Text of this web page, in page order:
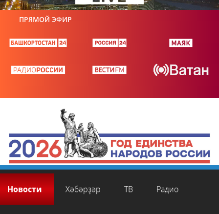
ПРЯМОЙ ЭФИР
Новости Хәбәрҙәр ТВ Радио